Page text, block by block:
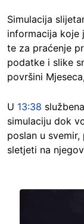
Simulacija
informacija koje
te za praćenje
podatke i slike
površini
U 13:38
simulaciju dok
poslan u
sletjeti na